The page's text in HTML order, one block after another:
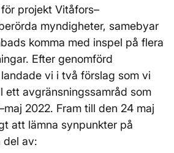
projekt Vitåfors–
myndigheter, samebyar
komma med inspel på flera
Efter genomförd
vi i två förslag som vi
ett avgränsningssamråd som
2022. Fram till den 24 maj
att lämna synpunkter på
del av: